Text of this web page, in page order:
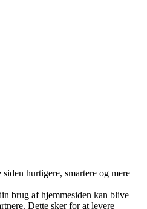
hurtigere, smartere og mere
brug af hjemmesiden kan blive
Dette sker for at levere